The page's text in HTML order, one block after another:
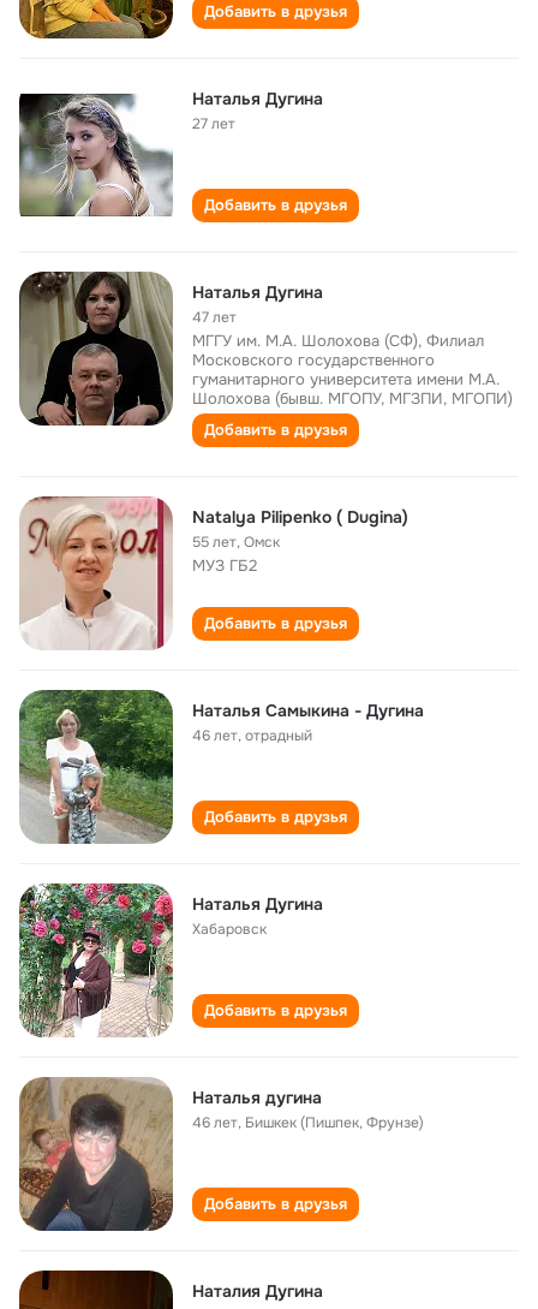
Добавить в друзья
Наталья Дугина
27 лет
Добавить в друзья
Наталья Дугина
47 лет
МГГУ им. М.А. Шолохова (СФ), Филиал
Московского государственного
гуманитарного университета имени М.А.
Шолохова (бывш. МГОПУ, МГЗПИ, МГОПИ)
Добавить в друзья
Natalya Pilipenko ( Dugina)
55 лет,Омск
МУЗ ГБ2
Добавить в друзья
Наталья Самыкина - Дугина
46 лет,отрадный
Добавить в друзья
Наталья Дугина
Хабаровск
Добавить в друзья
Наталья дугина
46 лет, Бишкек (Пишпек, Фрунзе)
Добавить в друзья
Наталия Дугина